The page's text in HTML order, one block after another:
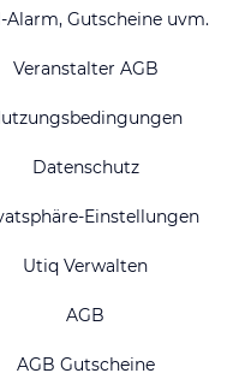
Alarm, Gutscheine uvm.
Veranstalter AGB
Datenschutz
Einstellungen
Utiq Verwalten
AGB
AGB Gutscheine